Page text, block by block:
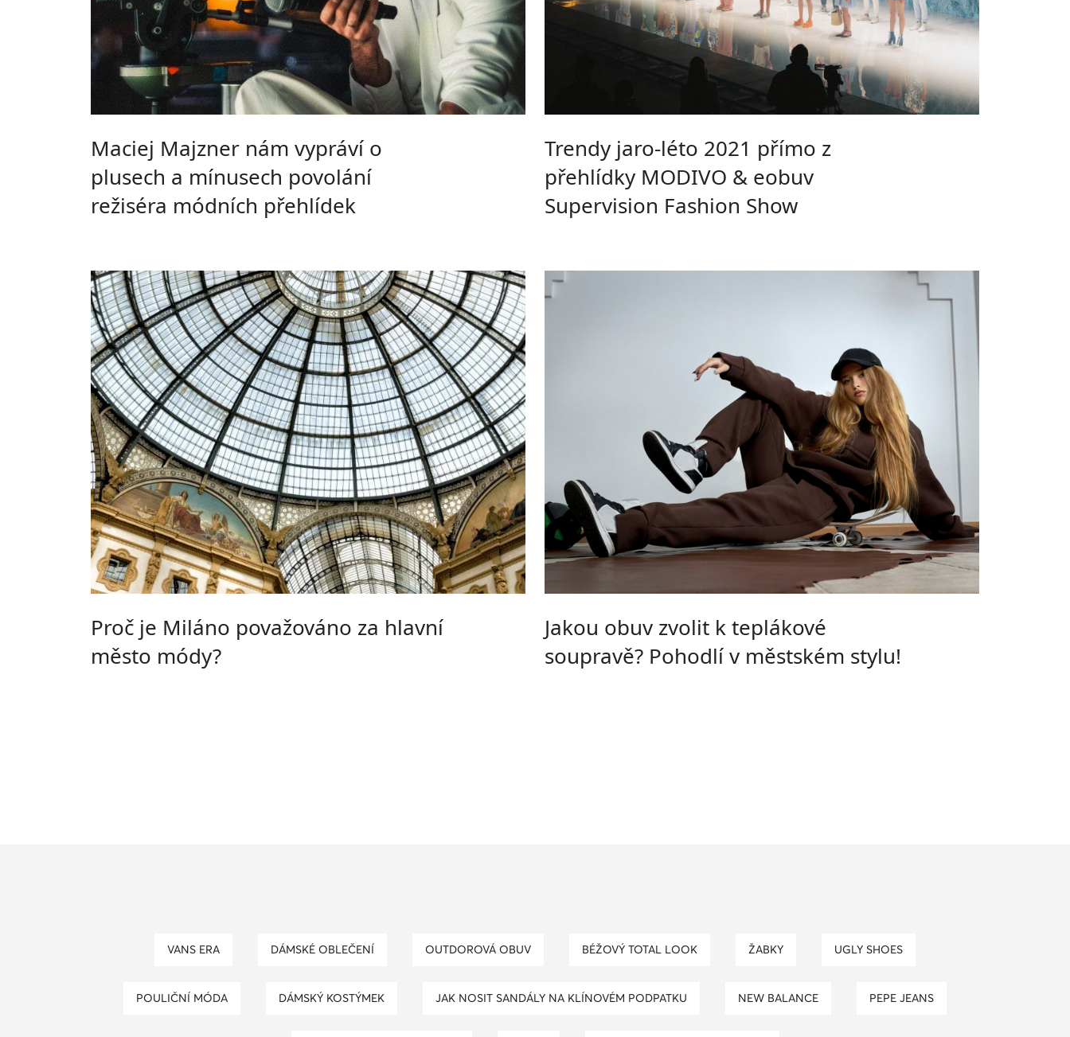
Maciej Majzner nám vypráví o
plusech a mínusech povolání
režiséra módních přehlídek
Trendy jaro-léto 2021 přímo z
přehlídky MODIVO & eobuv
Supervision Fashion Show
Proč je Miláno považováno za hlavní
město módy?
Jakou obuv zvolit k teplákové
soupravě? Pohodlí v městském stylu!
VANS ERA DÁMSKÉ OBLEČENÍ OUTDOROVÁ OBUV BÉŽOVÝ TOTAL LOOK ŽABKY UGLY SHOES
POULIČNÍ MÓDA DÁMSKÝ KOSTÝMEK JAK NOSIT SANDÁLY NA KLÍNOVÉM PODPATKU NEW BALANCE PEPE JEANS